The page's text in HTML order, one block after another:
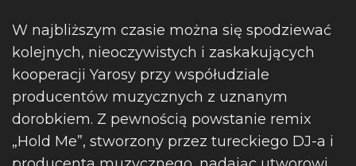
W najbliższym czasie można się spodziewać
kolejnych, nieoczywistych i zaskakujących
kooperacji Yarosy przy współudziale
producentów muzycznych z uznanym
dorobkiem. Z pewnością powstanie remix
„Hold Me”, stworzony przez tureckiego DJ-a i